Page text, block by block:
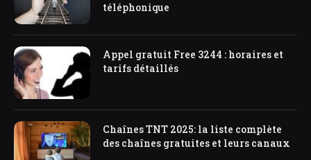
téléphonique
Appel gratuit Free 3244 : horaires et
tarifs détaillés
Chaînes TNT 2025: la liste complète
des chaînes gratuites et leurs canaux